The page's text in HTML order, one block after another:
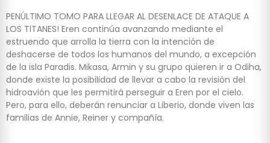
PENÚLTIMO TOMO PARA LLEGAR AL DESENLACE DE ATAQUE A
LOS TITANES! Eren continúa avanzando mediante el
estruendo que arrolla la tierra con la intención de
deshacerse de todos los humanos del mundo, a excepción
de la isla Paradis. Mikasa, Armin y su grupo quieren ir a Odiha,
donde existe la posibilidad de llevar a cabo la revisión del
hidroavión que les permitirá perseguir a Eren por el cielo.
Pero, para ello, deberán renunciar a Liberio, donde viven las
familias de Annie, Reiner y compañía.